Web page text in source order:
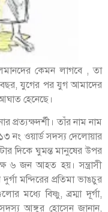
কেমন লাগবে , তা
বছর, যুগের পর যুগ আমাদের
হেনেছে।
তাঁর নাম নাম
নং ওয়ার্ড সদস্য দেলোয়ার
দিকে ঘুমন্ত মানুষের উপর
৬ জন আহত হয়। সন্ত্রাসী
মন্দিরের প্রতিমা ভাঙচুর
মধ্যে বিষ্ণু, ব্রম্মা দূর্গা,
সদস্য আঙ্গুর হোসেন জানান,